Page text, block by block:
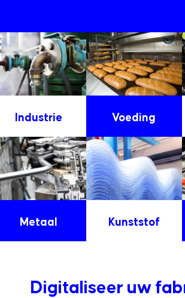
Industrie Voeding
Metaal Kunststof
Digitaliseer uw